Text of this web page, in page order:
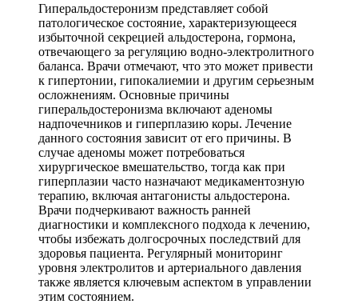
Гиперальдостеронизм представляет собой
патологическое состояние, характеризующееся
избыточной секрецией альдостерона, гормона,
отвечающего за регуляцию водно-электролитного
баланса. Врачи отмечают, что это может привести
к гипертонии, гипокалиемии и другим серьезным
осложнениям. Основные причины
гиперальдостеронизма включают аденомы
надпочечников и гиперплазию коры. Лечение
данного состояния зависит от его причины. В
случае аденомы может потребоваться
хирургическое вмешательство, тогда как при
гиперплазии часто назначают медикаментозную
терапию, включая антагонисты альдостерона.
Врачи подчеркивают важность ранней
диагностики и комплексного подхода к лечению,
чтобы избежать долгосрочных последствий для
здоровья пациента. Регулярный мониторинг
уровня электролитов и артериального давления
также является ключевым аспектом в управлении
этим состоянием.